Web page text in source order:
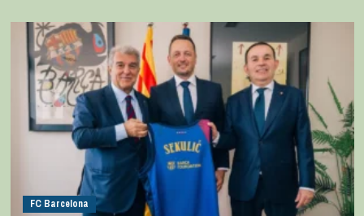
FC Barcelona